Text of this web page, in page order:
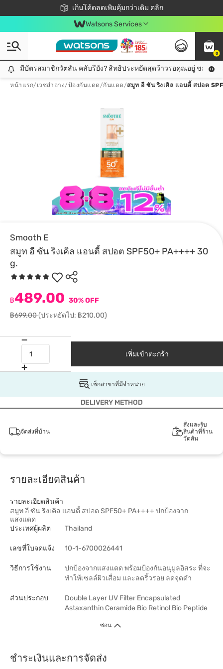
เก็บโค้ดลดเพิ่มคุ้มกว่าเดิม คลิก
ชอปออนไลน์ครั้งแรก ลดเพิ่มจุก ๆ 10%! 🎉
📦ส่งฟรี! เมื่อชอป 499฿
สมาชิกวัตสัน คลับดียังไง?
Watsons Services
0
มีบัตรสมาชิกวัตสัน คลับรึยัง? สิทธิประหยัดสุดว้าวรอคุณอยู่ ชอปคุ้มกว่าเดิม คลิก!
มีบัตรสมาชิกวัตสัน คลับรึยัง? สิทธิประหยัดสุดว้าวรอคุณอยู่ ชอปคุ้มก
หน้าแรก/ เวชสำอาง/ป้องกันแดด/กันแดด/สมูท อี ซัน ริงเคิล แอนตี้ สปอต
Smooth E
สมูท อี ซัน ริงเคิล แอนตี้ สปอต SPF50+ PA++++ 30
g.
฿489.00 30% OFF
฿699.00(ประหยัดไป: ฿210.00)
เพิ่มเข้าตะกร้า
เช็กสาขาที่มีจำหน่าย
DELIVERY METHOD
จัดส่งที่บ้าน
สั่งและรับ
สินค้าที่ร้าน
วัตสัน
รายละเอียดสินค้า
รายละเอียดสินค้า
สมูท อี ซัน ริงเคิล แอนตี้ สปอต SPF50+ PA++++ ปกป้องจาก
แสงแดด
ประเทศผู้ผลิต
Thailand
เลขที่ใบจดแจ้ง 10-1-6700026441
วิธีการใช้งาน
ปกป้องจากแสงแดด พร้อมป้องกันอนุมูลอิสระ ที่จะ
ทำให้เซลล์ผิวเสื่อม และลดริ้วรอย ลดจุดดำ
ส่วนประกอบ
Double Layer UV Filter Encapsulated
Astaxanthin Ceramide Bio Retinol Bio Peptide
ซ่อน
ชำระเงินและการจัดส่ง